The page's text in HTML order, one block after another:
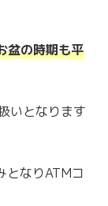
盆の時期も平
いとなります
となりATMコ